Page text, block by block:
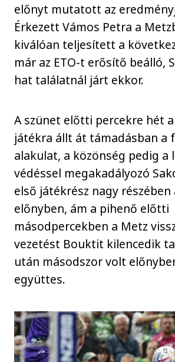
előnyt mutatott az
Érkezett Vámos Petra a
kiválóan teljesített a
már az ETO-t erősítő beálló,
hat találatnál járt ekkor.
A szünet előtti percekre hét
játékra állt át támadásban a
alakulat, a közönség pedig a
védéssel megakadályozó
első játékrész nagy részében
előnyben, ám a pihenő előtti
másodpercekben a Metz
vezetést Bouktit kilencedik
után másodszor volt
együttes.